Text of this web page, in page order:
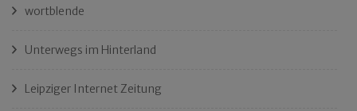
wortblende
Unterwegs im Hinterland
Leipziger Internet Zeitung